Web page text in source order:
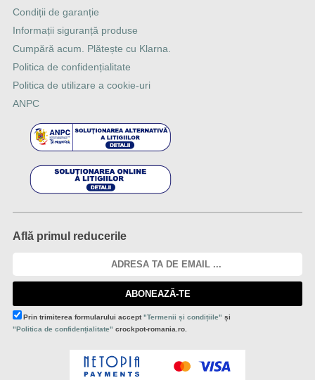
Condiții de garanție
Informații siguranță produse
Cumpără acum. Plătește cu Klarna.
Politica de confidențialitate
Politica de utilizare a cookie-uri
ANPC
Află primul reducerile
ABONEAZĂ-TE
Prin trimiterea formularului accept"Termenii și condițiile" și
"Politica de confidențialitate" crockpot-romania.ro.